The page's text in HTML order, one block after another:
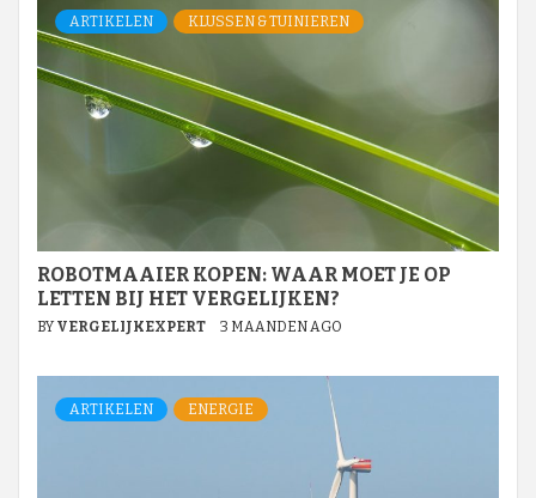
ARTIKELEN KLUSSEN & TUINIEREN
ROBOTMAAIER KOPEN: WAAR MOET JE OP
LETTEN BIJ HET VERGELIJKEN?
BY VERGELIJKEXPERT 3 MAANDEN AGO
ARTIKELEN ENERGIE